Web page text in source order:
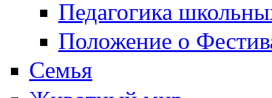
Педагогика
Положение о
Семья